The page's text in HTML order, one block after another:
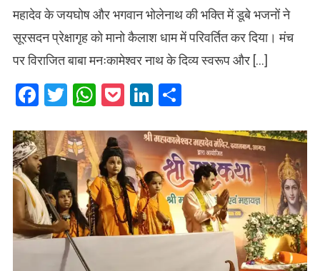
महादेव के जयघोष और भगवान भोलेनाथ की भक्ति में डूबे भजनों ने
सूरसदन प्रेक्षागृह को मानो कैलाश धाम में परिवर्तित कर दिया। मंच
पर विराजित बाबा मनःकामेश्वर नाथ के दिव्य स्वरूप और […]
Facebook
Twitter
WhatsApp
PocketLinkedIn